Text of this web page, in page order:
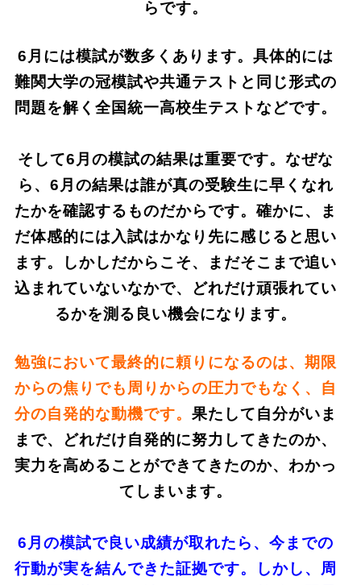
らです。
6月には模試が数多くあります。具体的には
難関大学の冠模試や共通テストと同じ形式の
問題を解く全国統一高校生テストなどです。
そして6月の模試の結果は重要です。なぜな
ら、6月の結果は誰が真の受験生に早くなれ
たかを確認するものだからです。確かに、ま
だ体感的には入試はかなり先に感じると思い
ます。しかしだからこそ、まだそこまで追い
込まれていないなかで、どれだけ頑張れてい
るかを測る良い機会になります。
勉強において最終的に頼りになるのは、期限
からの焦りでも周りからの圧力でもなく、自
分の自発的な動機です。果たして自分がいま
まで、どれだけ自発的に努力してきたのか、
実力を高めることができてきたのか、わかっ
てしまいます。
6月の模試で良い成績が取れたら、今までの
行動が実を結んできた証拠です。しかし、周